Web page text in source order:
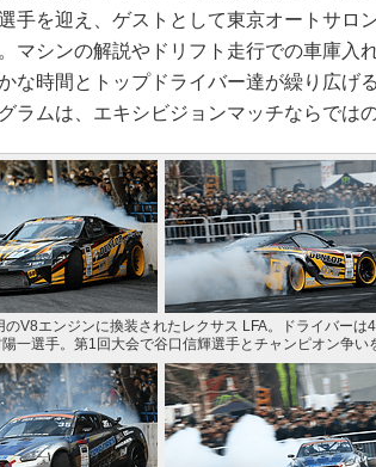
手を迎え、ゲストとして東京オートサロ
マシンの解説やドリフト走行での車庫入
な時間とトップドライバー達が繰り広げ
ラムは、エキシビジョンマッチならでは
のV8エンジンに換装されたレクサス LFA。ドライバーは
一選手。第1回大会で谷口信輝選手とチャンピオン争い